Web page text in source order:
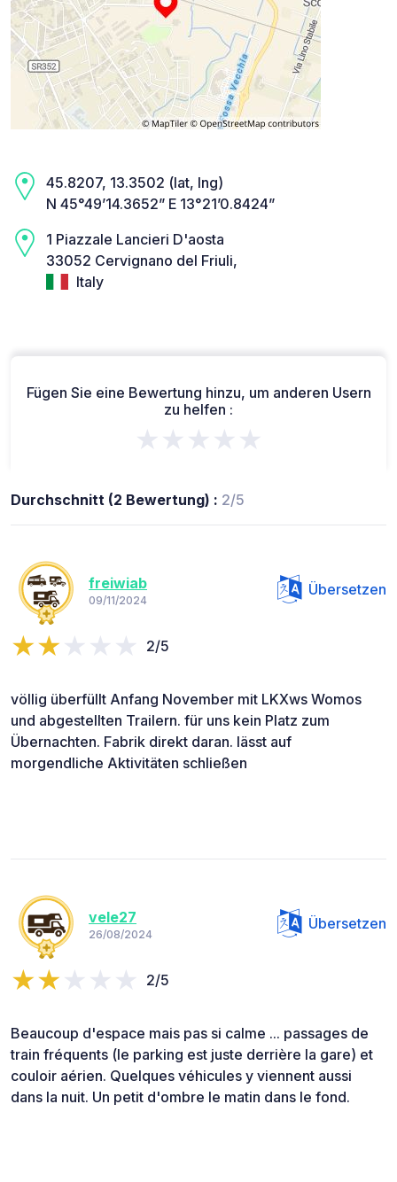
45.8207, 13.3502 (lat, lng)
N 45°49’14.3652” E 13°21’0.8424”
1 Piazzale Lancieri D'aosta
33052 Cervignano del Friuli,
Italy
Fügen Sie eine Bewertung hinzu, um anderen Usern
zu helfen :
★★★★★
Durchschnitt (2 Bewertung) : 2/5
freiwiab
09/11/2024
Übersetzen
2/5
völlig überfüllt Anfang November mit LKXws Womos
und abgestellten Trailern. für uns kein Platz zum
Übernachten. Fabrik direkt daran. lässt auf
morgendliche Aktivitäten schließen
vele27
26/08/2024
Übersetzen
2/5
Beaucoup d'espace mais pas si calme ... passages de
train fréquents (le parking est juste derrière la gare) et
couloir aérien. Quelques véhicules y viennent aussi
dans la nuit. Un petit d'ombre le matin dans le fond.